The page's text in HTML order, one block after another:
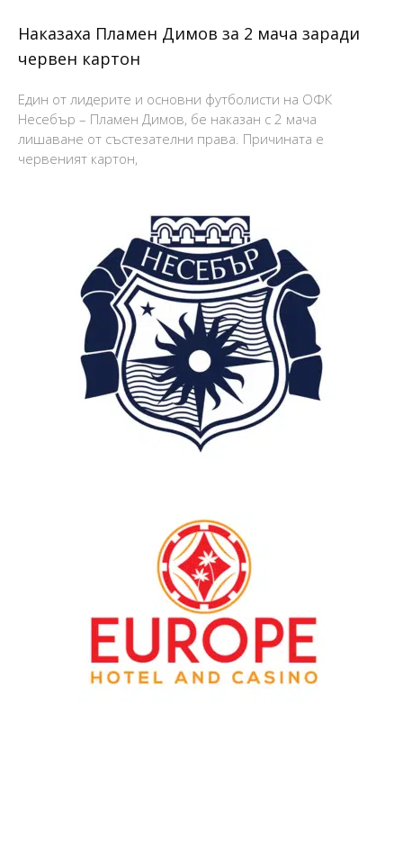
Наказаха Пламен Димов за 2 мача заради
червен картон
Един от лидерите и основни футболисти на ОФК
Несебър – Пламен Димов, бе наказан с 2 мача
лишаване от състезателни права. Причината е
червеният картон,